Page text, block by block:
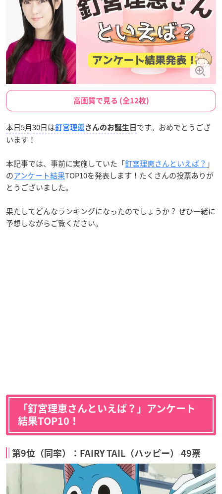
高画質で見る (全12枚)
本日5月30日は釘宮理恵 さんのお誕生日 です。おめでとうござ
います！
本記事では、事前に実施していた「釘宮理恵さんといえば？ 」
のアンケート結果TOP10を発表します！たくさんの投票ありが
とうございました。
果たしてどんなランキングになったのでしょうか？ ぜひ一緒に
予想しながらご覧ください。
「釘宮理恵さんといえば？」アンケート
結果TOP10！
第9位（同率）：FAIRY TAIL（ハッピー） 49票